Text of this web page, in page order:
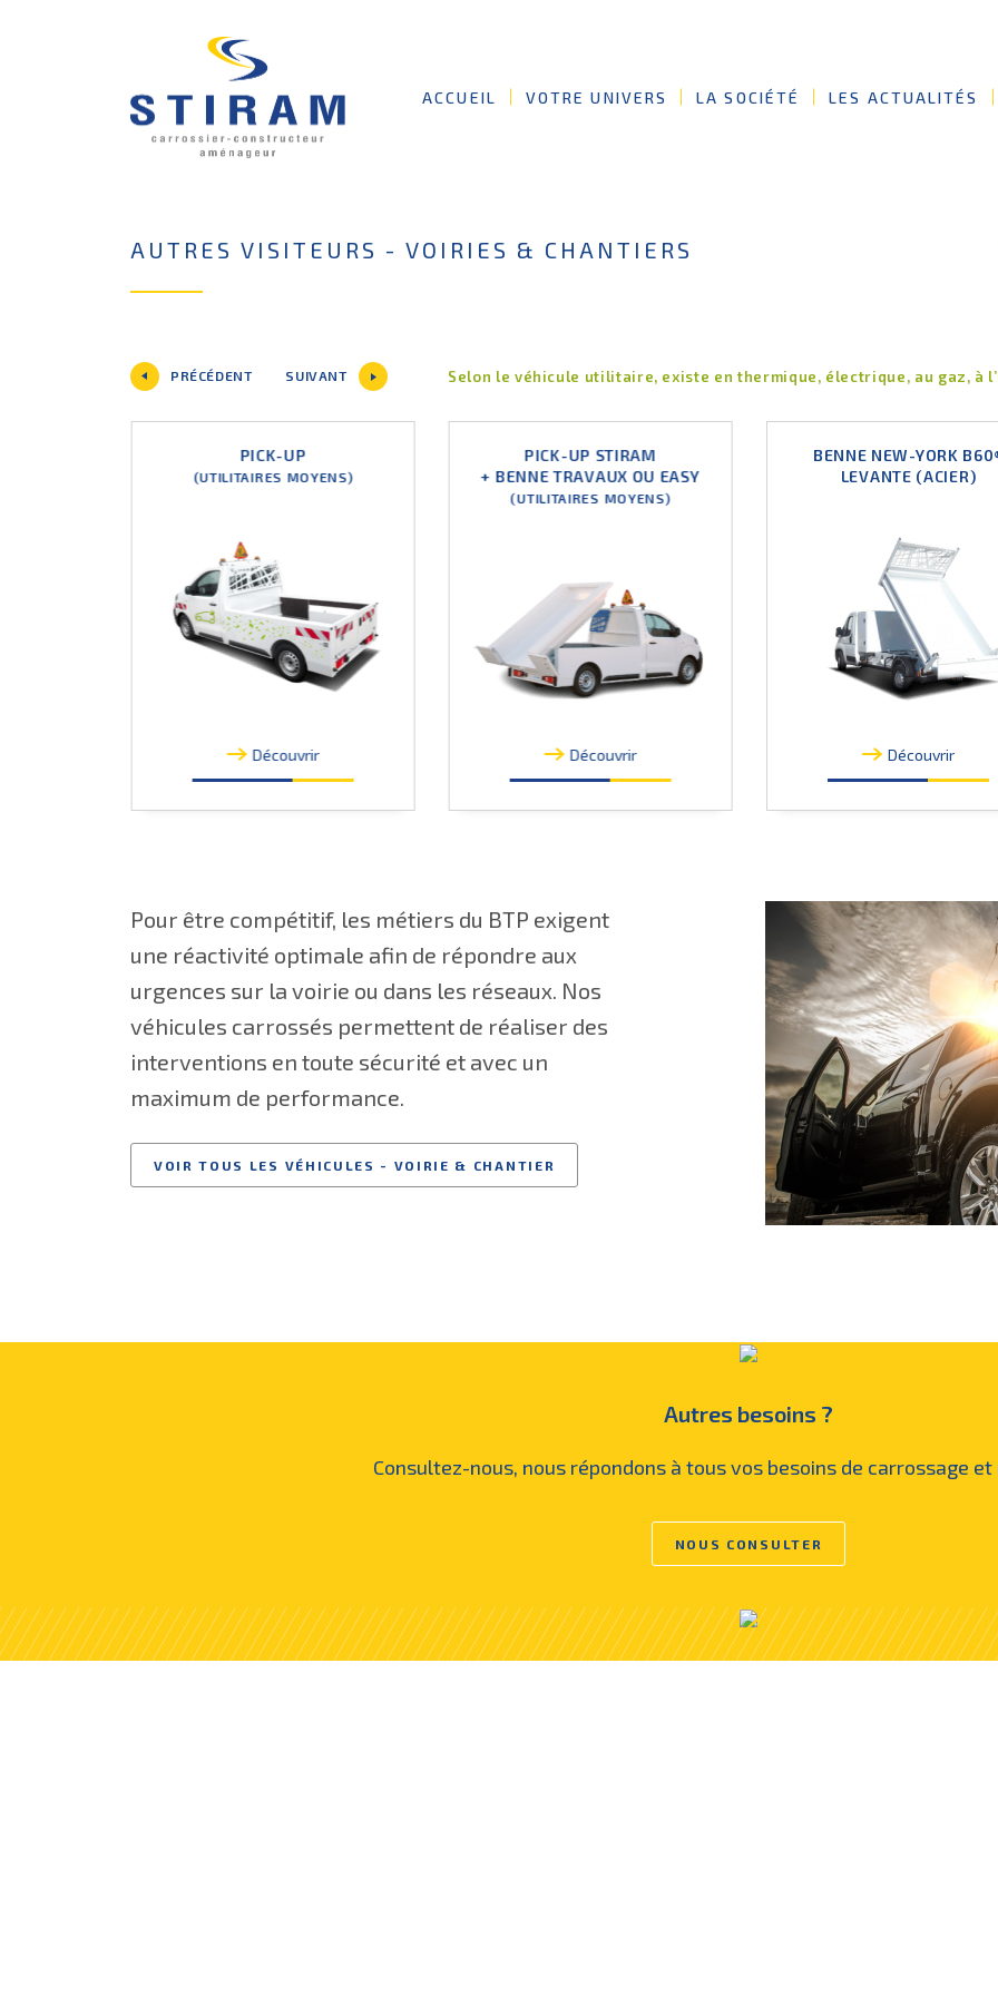
ACCUEIL VOTRE UNIVERS LA SOCIÉTÉ LES ACTUALITÉS
AUTRES VISITEURS - VOIRIES & CHANTIERS
PRÉCÉDENT SUIVANT Selon le véhicule utilitaire, existe en thermique, électrique, au gaz, à
PICK-UP
(UTILITAIRES MOYENS)
Découvrir
PICK-UP STIRAM
+ BENNE TRAVAUX OU EASY
(UTILITAIRES MOYENS)
Découvrir
BENNE NEW-YORK
LEVANTE (ACIER)
Découvrir
Pour être compétitif, les métiers du BTP exigent
une réactivité optimale afin de répondre aux
urgences sur la voirie ou dans les réseaux. Nos
véhicules carrossés permettent de réaliser des
interventions en toute sécurité et avec un
maximum de performance.
VOIR TOUS LES VÉHICULES - VOIRIE & CHANTIER
Autres besoins ?
Consultez-nous, nous répondons à tous vos besoins de carrossage et
NOUS CONSULTER